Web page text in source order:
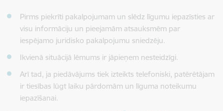
Pirms piekrīti pakalpojumam un slēdz līgumu iepazīsties ar
visu informāciju un pieejamām atsauksmēm par
iespējamo juridisko pakalpojumu sniedzēju.
Ikvienā situācijā lēmums ir jāpieņem nesteidzīgi.
Arī tad, ja piedāvājums tiek izteikts telefoniski, patērētājam
ir tiesības lūgt laiku pārdomām un līguma noteikumu
iepazīšanai.